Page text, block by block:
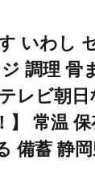
いわし
調理 骨
レビ朝
】 常温
備蓄 静